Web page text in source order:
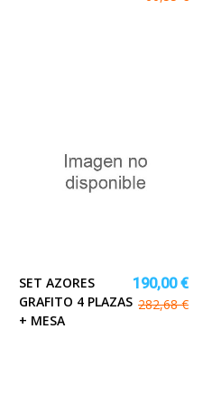
SET AZORES
GRAFITO 4 PLAZAS
+ MESA
190,00 €
282,68 €